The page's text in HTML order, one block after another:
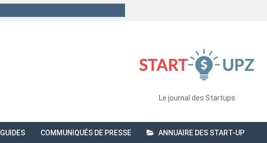
Le journal des Startups
GUIDES COMMUNIQUÉS DE PRESSE ANNUAIRE DES START-UP